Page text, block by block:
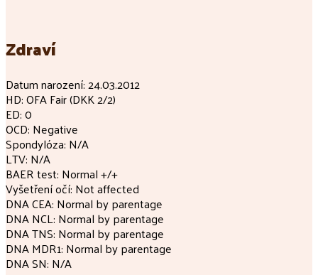
Zdraví
Datum narození: 24.03.2012
HD: OFA Fair (DKK 2/2)
ED: 0
OCD: Negative
Spondylóza: N/A
LTV: N/A
BAER test: Normal +/+
Vyšetření očí: Not affected
DNA CEA: Normal by parentage
DNA NCL: Normal by parentage
DNA TNS: Normal by parentage
DNA MDR1: Normal by parentage
DNA SN: N/A